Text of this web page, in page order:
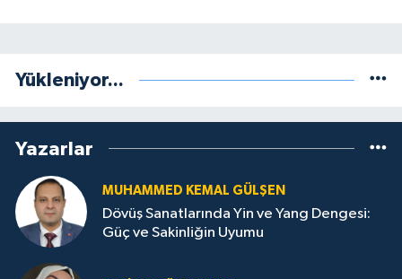
Yükleniyor...
Yazarlar
MUHAMMED KEMAL GÜLŞEN
Dövüş Sanatlarında Yin ve Yang Dengesi:
Güç ve Sakinliğin Uyumu